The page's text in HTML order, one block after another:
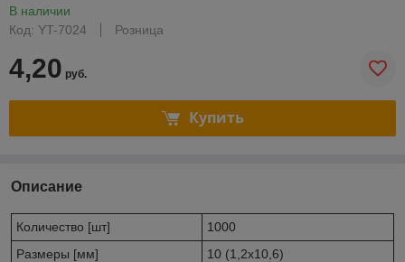
В наличии
Код: YT-7024
Розница
4,20 руб.
Купить
Описание
Количество [шт]
1000
Размеры [мм]
10 (1,2x10,6)